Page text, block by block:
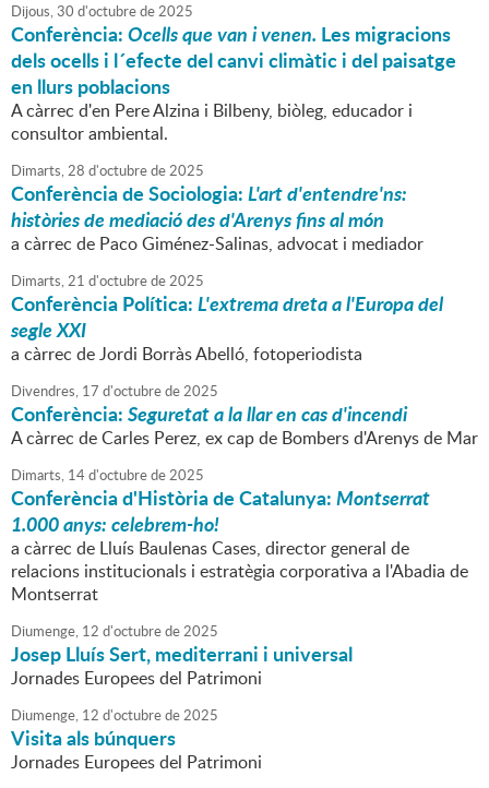
Dijous,30 d'octubrede2025
Conferència:Ocells que van i venen. Les migracions
dels ocells i l´efecte del canvi climàtic i del paisatge
en llurs poblacions
A càrrec d'en Pere Alzina i Bilbeny, biòleg, educador i
consultor ambiental.
Dimarts,28 d'octubrede2025
Conferència de Sociologia:L'art d'entendre'ns:
històries de mediació des d'Arenys fins al món
a càrrec de Paco Giménez-Salinas, advocat i mediador
Dimarts,21 d'octubrede2025
Conferència Política:L'extrema dreta a l'Europa del
segle XXI
a càrrec de Jordi Borràs Abelló, fotoperiodista
Divendres, 17 d'octubrede2025
Conferència:Seguretat a la llar en cas d'incendi
A càrrec de Carles Perez, ex cap de Bombers d'Arenys de Mar
Dimarts, 14d'octubrede2025
Conferència d'Història de Catalunya:Montserrat
1.000 anys: celebrem-ho!
a càrrec de Lluís Baulenas Cases, director general de
relacions institucionals i estratègia corporativa a l'Abadia de
Montserrat
Diumenge, 12 d'octubrede2025
Josep Lluís Sert, mediterrani i universal
Jornades Europees del Patrimoni
Diumenge, 12 d'octubrede2025
Visita als búnquers
Jornades Europees del Patrimoni